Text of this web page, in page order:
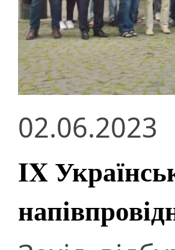
02.06.2023
IX